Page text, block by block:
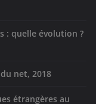
: quelle évolution ?
net, 2018
étrangères au